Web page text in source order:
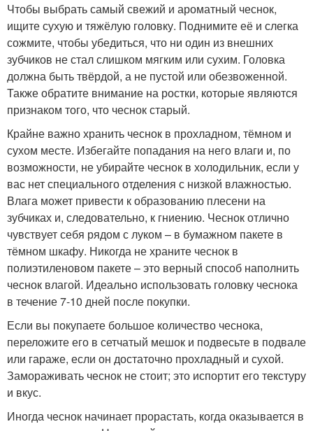
Чтобы выбрать самый свежий и ароматный чеснок,
ищите сухую и тяжёлую головку. Поднимите её и слегка
сожмите, чтобы убедиться, что ни один из внешних
зубчиков не стал слишком мягким или сухим. Головка
должна быть твёрдой, а не пустой или обезвоженной.
Также обратите внимание на ростки, которые являются
признаком того, что чеснок старый.
Крайне важно хранить чеснок в прохладном, тёмном и
сухом месте. Избегайте попадания на него влаги и, по
возможности, не убирайте чеснок в холодильник, если у
вас нет специального отделения с низкой влажностью.
Влага может привести к образованию плесени на
зубчиках и, следовательно, к гниению. Чеснок отлично
чувствует себя рядом с луком – в бумажном пакете в
тёмном шкафу. Никогда не храните чеснок в
полиэтиленовом пакете – это верный способ наполнить
чеснок влагой. Идеально использовать головку чеснока
в течение 7-10 дней после покупки.
Если вы покупаете большое количество чеснока,
переложите его в сетчатый мешок и подвесьте в подвале
или гараже, если он достаточно прохладный и сухой.
Замораживать чеснок не стоит; это испортит его текстуру
и вкус.
Иногда чеснок начинает прорастать, когда оказывается в